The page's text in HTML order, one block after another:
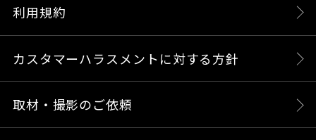
利用規約
カスタマーハラスメントに対する方針
取材・撮影のご依頼